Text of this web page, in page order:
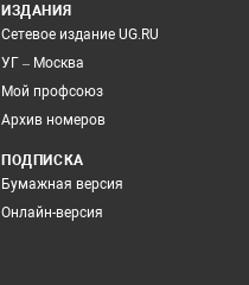
ИЗДАНИЯ
Сетевое издание UG.RU
УГ – Москва
Мой профсоюз
Архив номеров
ПОДПИСКА
Бумажная версия
Онлайн-версия